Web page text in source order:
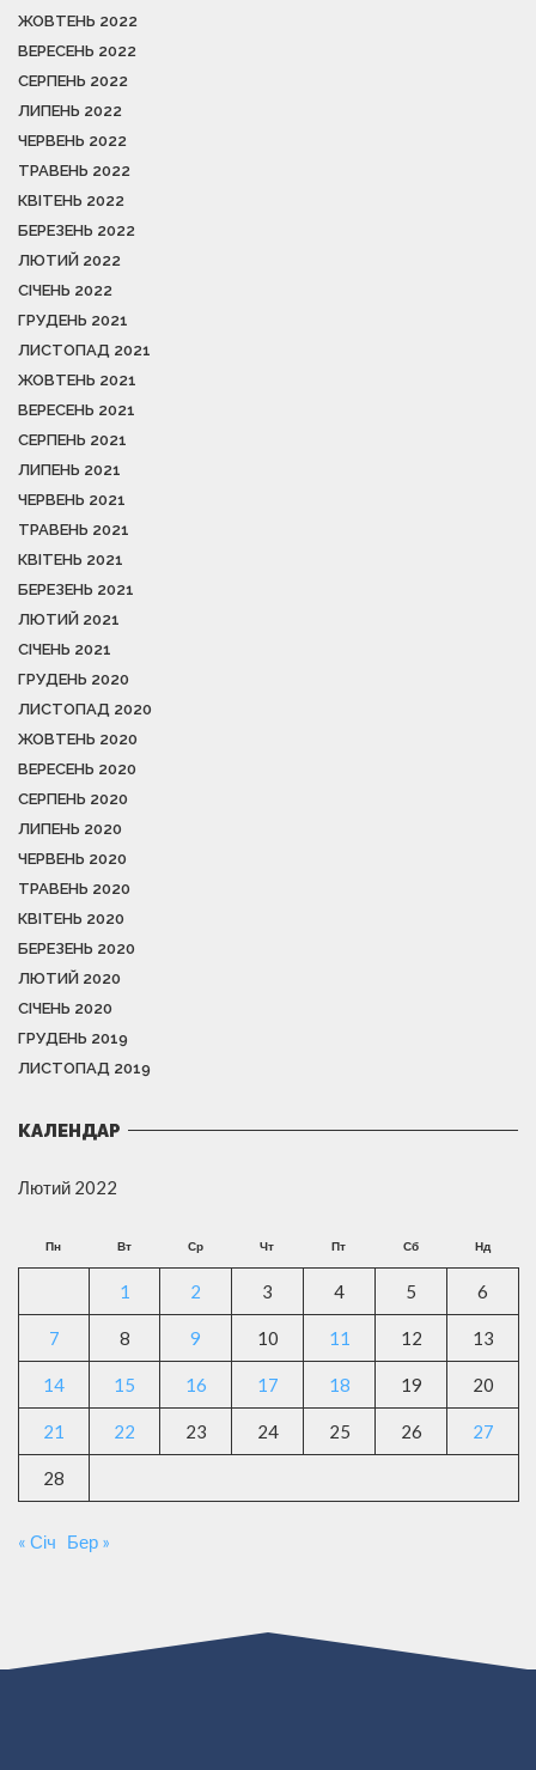
ЖОВТЕНЬ 2022
ВЕРЕСЕНЬ 2022
СЕРПЕНЬ 2022
ЛИПЕНЬ 2022
ЧЕРВЕНЬ 2022
ТРАВЕНЬ 2022
КВІТЕНЬ 2022
БЕРЕЗЕНЬ 2022
ЛЮТИЙ 2022
СІЧЕНЬ 2022
ГРУДЕНЬ 2021
ЛИСТОПАД 2021
ЖОВТЕНЬ 2021
ВЕРЕСЕНЬ 2021
СЕРПЕНЬ 2021
ЛИПЕНЬ 2021
ЧЕРВЕНЬ 2021
ТРАВЕНЬ 2021
КВІТЕНЬ 2021
БЕРЕЗЕНЬ 2021
ЛЮТИЙ 2021
СІЧЕНЬ 2021
ГРУДЕНЬ 2020
ЛИСТОПАД 2020
ЖОВТЕНЬ 2020
ВЕРЕСЕНЬ 2020
СЕРПЕНЬ 2020
ЛИПЕНЬ 2020
ЧЕРВЕНЬ 2020
ТРАВЕНЬ 2020
КВІТЕНЬ 2020
БЕРЕЗЕНЬ 2020
ЛЮТИЙ 2020
СІЧЕНЬ 2020
ГРУДЕНЬ 2019
ЛИСТОПАД 2019
КАЛЕНДАР
Лютий 2022
Пн Вт Ср Чт Пт Сб Нд
1 2 3 4 5 6
7 8 9 10 11 12 13
14 15 16 17 18 19 20
21 22 23 24 25 26 27
28
« Січ Бер »